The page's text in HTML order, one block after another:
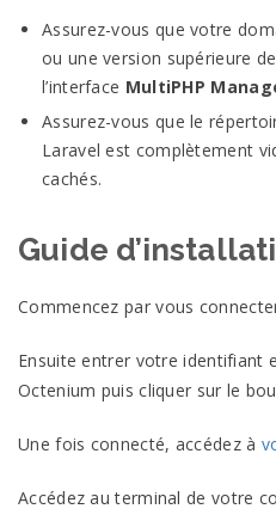
Assurez-vous que votre
ou une version supérieure
l’interface MultiPHP
Assurez-vous que le
Laravel est complètement
cachés.
Guide
Commencez par vous
Ensuite entrer votre identifiant
Octenium puis cliquer sur le
Une fois connecté, accédez à
Accédez au terminal de votre